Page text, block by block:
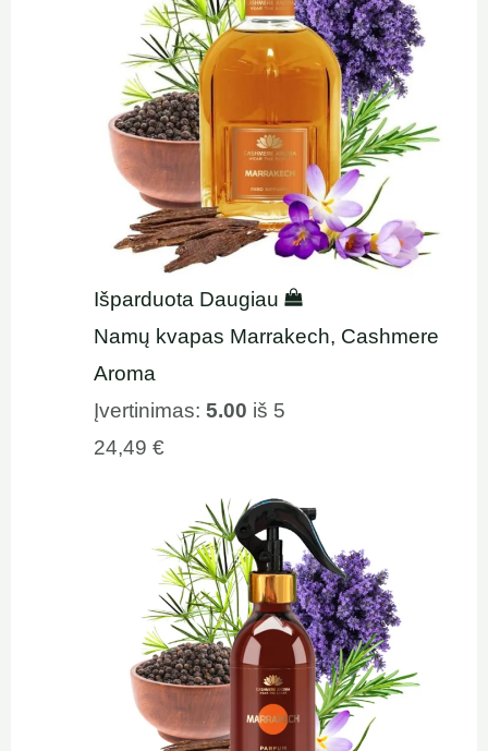
Išparduota Daugiau
Namų kvapas Marrakech, Cashmere
Aroma
Įvertinimas:5.00 iš 5
24,49€